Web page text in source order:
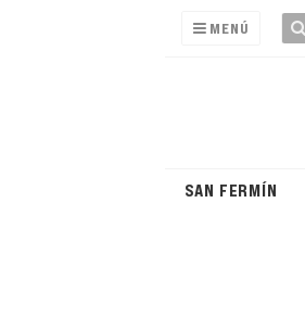
MENÚ
SAN FERMÍN